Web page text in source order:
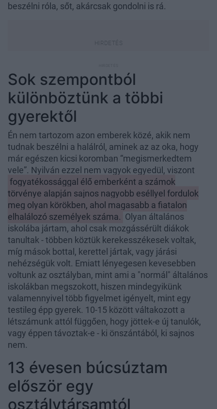
beszélni róla, sőt, akárcsak gondolni is rá.
Sok szempontból
különböztünk a többi
gyerektől
Én nem tartozom azon emberek közé, akik nem
tudnak beszélni a halálról, aminek az az oka, hogy
már egészen kicsi koromban “megismerkedtem
vele”. Nyilván ezzel nem vagyok egyedül, viszont
fogyatékossággal élő emberként a számok
törvénye alapján sajnos nagyobb eséllyel fordulok
meg olyan körökben, ahol magasabb a fiatalon
elhalálozó személyek száma. Olyan általános
iskolába jártam, ahol csak mozgássérült diákok
tanultak - többen köztük kerekesszékesek voltak,
míg mások bottal, kerettel jártak, vagy járási
nehézségük volt. Emiatt lényegesen kevesebben
voltunk az osztályban, mint ami a "normál" általános
iskolákban megszokott, hiszen mindegyikünk
valamennyivel több figyelmet igényelt, mint egy
testileg épp gyerek. 10-15 között váltakozott a
létszámunk attól függően, hogy jöttek-e új tanulók,
vagy éppen távoztak-e - ki önszántából, ki sajnos
nem.
13 évesen búcsúztam
először egy
osztálytársamtól